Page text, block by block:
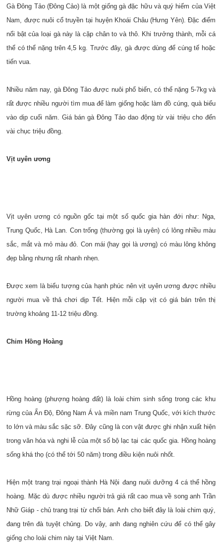
Gà Đông Tảo (Đông Cảo) là một giống gà đặc hữu và quý hiếm của Việt
Nam, được nuôi cổ truyền tại huyện Khoái Châu (Hưng Yên). Đặc điểm
nổi bật của loại gà này là cặp chân to và thô. Khi trưởng thành, mỗi cá
thể có thể nặng trên 4,5 kg. Trước đây, gà được dùng để cúng tế hoặc
tiến vua.
Nhiều năm nay, gà Đông Tảo được nuôi phổ biến, có thể nặng 5-7kg và
rất được nhiều người tìm mua để làm giống hoặc làm đồ cúng, quà biếu
vào dịp cuối năm. Giá bán gà Đông Tảo dao động từ vài triệu cho đến
vài chục triệu đồng.
Vịt uyên ương
Vịt uyên ương có nguồn gốc tại một số quốc gia hàn đới như: Nga,
Trung Quốc, Hà Lan. Con trống (thường gọi là uyên) có lông nhiều màu
sắc, mắt và mỏ màu đỏ. Con mái (hay gọi là ương) có màu lông không
đẹp bằng nhưng rất nhanh nhẹn.
Được xem là biểu tượng của hạnh phúc nên vịt uyên ương được nhiều
người mua về thả chơi dịp Tết. Hiện mỗi cặp vịt có giá bán trên thị
trường khoảng 11-12 triệu đồng.
Chim Hồng Hoàng
Hồng hoàng (phượng hoàng đất) là loài chim sinh sống trong các khu
rừng của Ấn Độ, Đông Nam Á và miền nam Trung Quốc, với kích thước
to lớn và màu sắc sặc sỡ. Đây cũng là con vật được ghi nhận xuất hiện
trong văn hóa và nghi lễ của một số bộ lạc tại các quốc gia. Hồng hoàng
sống khá thọ (có thể tới 50 năm) trong điều kiện nuôi nhốt.
Hiện một trang trại ngoại thành Hà Nội đang nuôi dưỡng 4 cá thể hồng
hoàng. Mặc dù được nhiều người trả giá rất cao mua về song anh Trần
Nhữ Giáp - chủ trang trại từ chối bán. Anh cho biết đây là loài chim quý,
đang trên đà tuyệt chủng. Do vậy, anh đang nghiên cứu để có thể gây
giống cho loài chim này tại Việt Nam.